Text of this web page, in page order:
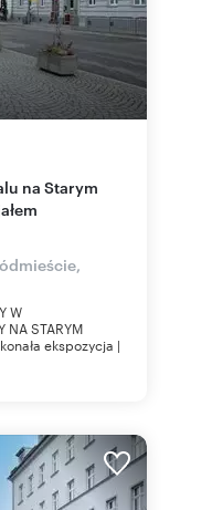
W
NA STARYM
ekspozycja |